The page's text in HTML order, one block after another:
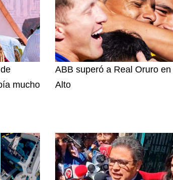
mucho
ABB superó a Real Oruro en
Alto